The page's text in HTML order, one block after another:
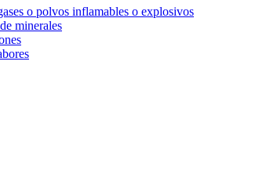
o polvos inflamables o explosivos
minerales